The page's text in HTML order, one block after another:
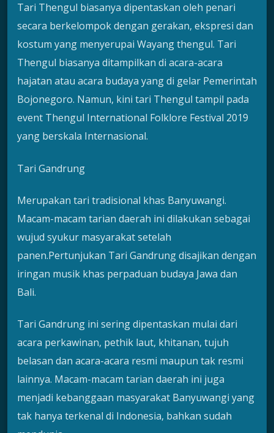
Tari Thengul biasanya dipentaskan oleh penari
secara berkelompok dengan gerakan, ekspresi dan
kostum yang menyerupai Wayang thengul. Tari
Thengul biasanya ditampilkan di acara-acara
hajatan atau acara budaya yang di gelar Pemerintah
Bojonegoro. Namun, kini tari Thengul tampil pada
event Thengul International Folklore Festival 2019
yang berskala Internasional.
Tari Gandrung
Merupakan tari tradisional khas Banyuwangi.
Macam-macam tarian daerah ini dilakukan sebagai
wujud syukur masyarakat setelah
panen.Pertunjukan Tari Gandrung disajikan dengan
iringan musik khas perpaduan budaya Jawa dan
Bali.
Tari Gandrung ini sering dipentaskan mulai dari
acara perkawinan, pethik laut, khitanan, tujuh
belasan dan acara-acara resmi maupun tak resmi
lainnya. Macam-macam tarian daerah ini juga
menjadi kebanggaan masyarakat Banyuwangi yang
tak hanya terkenal di Indonesia, bahkan sudah